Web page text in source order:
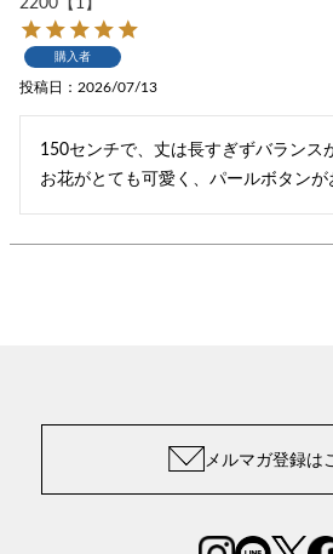
2200【1】
購入者
投稿日 2026/07/13
150センチで、丈は長すぎずバランス
お花がとても可愛く、パールボタンが
メルマガ登録は